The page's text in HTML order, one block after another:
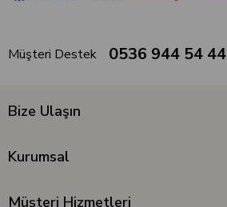
Müşteri Destek 0536 944 54 44
Bize Ulaşın
Kurumsal
Müşteri Hizmetleri